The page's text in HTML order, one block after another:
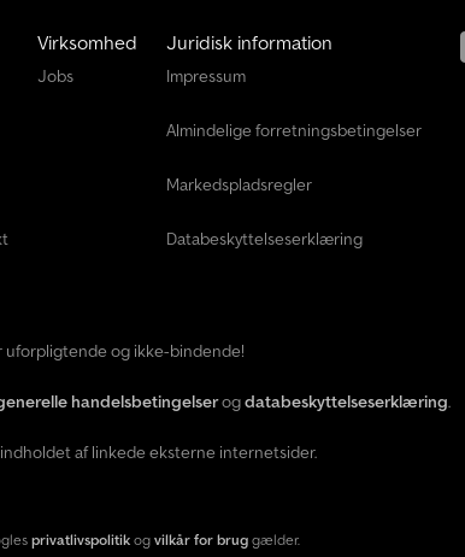
Virksomhed
Jobs
Juridisk information
Impressum
Almindelige forretningsbetingelser
Markedspladsregler
Databeskyttelseserklæring
uforpligtende og ikke-bindende!
handelsbetingelserogdatabeskyttelseserklæring.
af linkede eksterne internetsider.
privatlivspolitik og vilkår for brug gælder.